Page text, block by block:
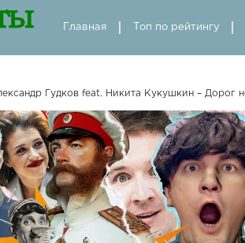
Главная Топ по рейтингу
Гудков feat. Никита Кукушкин – Дорог